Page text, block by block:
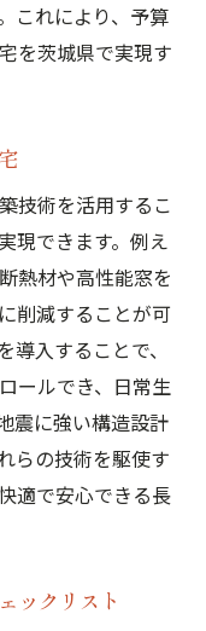
これにより、予算
を茨城県で実現す
技術を活用するこ
現できます。例え
熱材や高性能窓を
削減することが可
入することで、
ールでき、日常生
震に強い構造設計
らの技術を駆使す
適で安心できる長
ックリスト